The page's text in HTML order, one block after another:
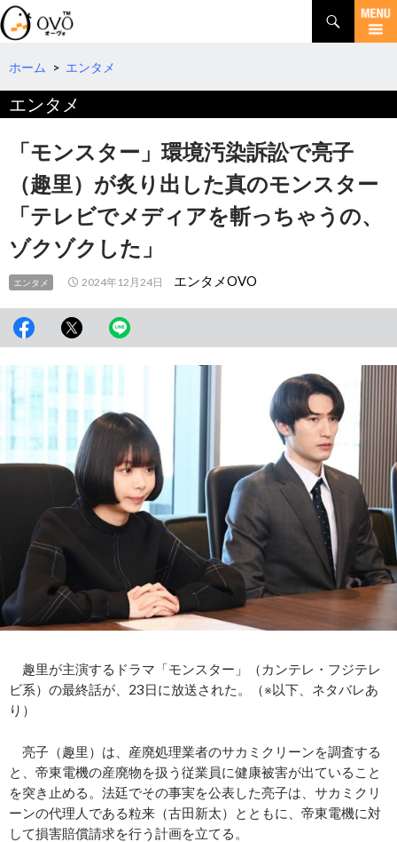
検
索
コ
テ
へ
ホーム > エンタメ
エンタメ
「モンスター」環境汚染訴訟で亮子
（趣里）が炙り出した真のモンスター
「テレビでメディアを斬っちゃうの、
ゾクゾクした」
エンタメ 2024年12月24日 エンタメOVO
趣里が主演するドラマ「モンスター」（カンテレ・フジテレ
ビ系）の最終話が、23日に放送された。（※以下、ネタバレあ
り）
亮子（趣里）は、産廃処理業者のサカミクリーンを調査する
と、帝東電機の産廃物を扱う従業員に健康被害が出ていること
を突き止める。法廷でその事実を公表した亮子は、サカミクリ
ーンの代理人である粒来（古田新太）とともに、帝東電機に対
して損害賠償請求を行う計画を立てる。